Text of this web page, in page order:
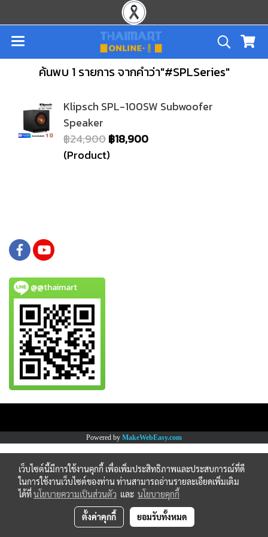
ค้นพบ 1 รายการ จากคำว่า"#SPLSeries"
Klipsch SPL-100SW Subwoofer
Speaker
฿24,900฿18,900
(Product)
@@thaimart
Powered by MakeWebEasy.com
เว็บไซต์นี้มีการใช้งานคุกกี้ เพื่อเพิ่มประสิทธิภาพและประสบการณ์ที่ดี
ในการใช้งานเว็บไซต์ของท่าน ท่านสามารถอ่านรายละเอียดเพิ่มเติม
ได้ที่นโยบายความเป็นส่วนตัว และ นโยบายคุกกี้
ตั้งค่าคุกกี้ ยอมรับทั้งหมด